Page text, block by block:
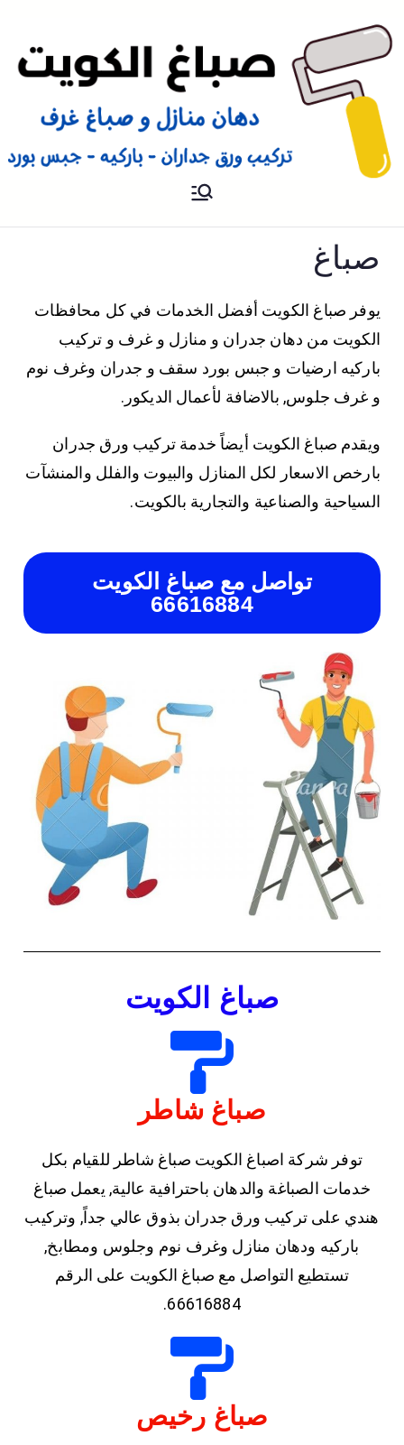
صباغ
صباغ
يوفر صباغ الكويت أفضل الخدمات في كل محافظات
الكويت من دهان جدران و منازل و غرف و تركيب
باركيه ارضيات و جبس بورد سقف و جدران وغرف نوم
و غرف جلوس, بالاضافة لأعمال الديكور.
ويقدم صباغ الكويت أيضاً خدمة تركيب ورق جدران
بارخص الاسعار لكل المنازل والبيوت والفلل والمنشآت
السياحية والصناعية والتجارية بالكويت.
تواصل مع صباغ الكويت
66616884
صباغ الكويت
صباغ شاطر
توفر شركة اصباغ الكويت صباغ شاطر للقيام بكل
خدمات الصباغة والدهان باحترافية عالية, يعمل صباغ
هندي على تركيب ورق جدران بذوق عالي جداً, وتركيب
باركيه ودهان منازل وغرف نوم وجلوس ومطابخ,
تستطيع التواصل مع صباغ الكويت على الرقم
66616884.
صباغ رخيص